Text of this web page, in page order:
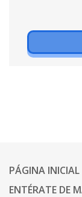
PÁGINA INICIAL
ENTÉRATE DE